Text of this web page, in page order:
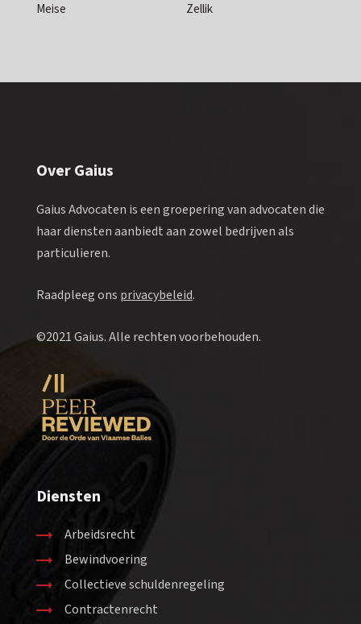
Meise
Zellik
Over Gaius
Gaius Advocaten is een groepering van advocaten die
haar diensten aanbiedt aan zowel bedrijven als
particulieren.
Raadpleeg ons privacybeleid.
©2021 Gaius. Alle rechten voorbehouden.
Diensten
Arbeidsrecht
Bewindvoering
Collectieve schuldenregeling
Contractenrecht